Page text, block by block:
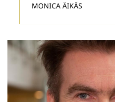
MONICA ÄIKÄS